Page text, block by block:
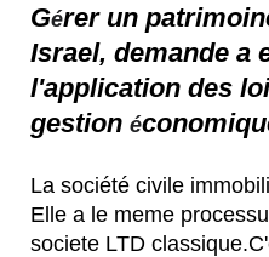
Gérer un
Israel, demande a
l'application des
gestion é
La société civile
Elle a le meme
societe LTD